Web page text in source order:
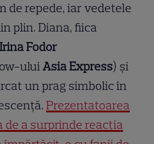
de repede, iar vedetele
plin. Diana, fiica
Irina Fodor
uluiAsia Express) și
un prag simbolic în
Prezentatoarea
de a surprinde reacția